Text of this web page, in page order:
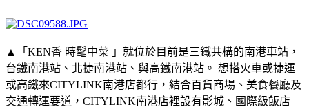
▲「KEN香 時髦中菜 」就位於目前是三鐵共構的南港車站，
台鐵南港站、北捷南港站、與高鐵南港站。 想搭火車或捷運
或高鐵來CITYLINK南港店都行，結合百貨商場、美食餐廳及
交通轉運要道，CITYLINK南港店裡設有影城、國際級飯店